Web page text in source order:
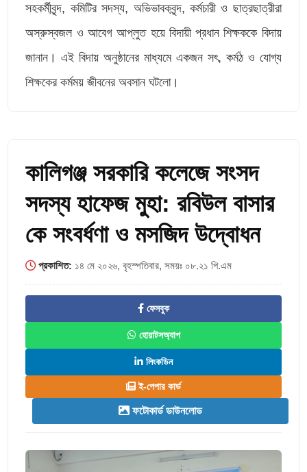
সহকর্মীবৃন্দ, কমিটির সদস্য, অভিভাবকবৃন্দ, কর্মচারী ও ছাত্রছাত্রীরা
অস্রুস্বজল ও আবেগ আপ্লুত হয়ে বিদায়ী প্রধান শিক্ষককে বিদায়
জানান। এই বিদায় অনুষ্ঠানের মাধ্যমে একজন সৎ, কর্মঠ ও যোগ্য
শিক্ষকের কর্মময় জীবনের অবসান ঘটলো।
কালিগঞ্জ সরকারি কলেজে সংসদ
সদস্য হাফেজ মুহা: রবিউল বাসার
কে সংবর্ধণা ও মসজিদ উদ্বোধন
প্রকাশিত: ১৪ মে ২০২৬, বৃহস্পতিবার, সময়ঃ ০৮.২১ পি.এম
ফেসবুক
হোয়াটসঅ্যাপ
লিংকডিন
ই-পেপার কার্ড
ফটোকার্ড ডাউনলোড